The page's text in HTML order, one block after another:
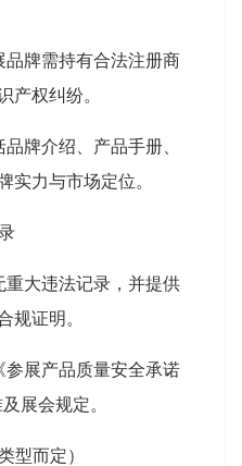
品牌需持有合法注册商
产权纠纷。
牌介绍、产品手册、
实力与市场定位。
重大违法记录，并提供
规证明。
参展产品质量安全承诺
展会规定。
型而定）